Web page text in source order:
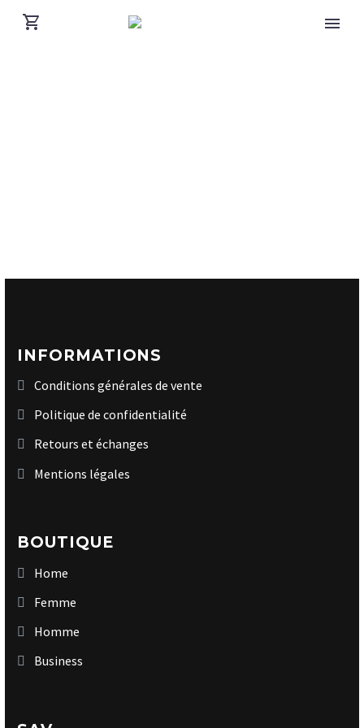
INFORMATIONS
Conditions générales de vente
Politique de confidentialité
Retours et échanges
Mentions légales
BOUTIQUE
Home
Femme
Homme
Business